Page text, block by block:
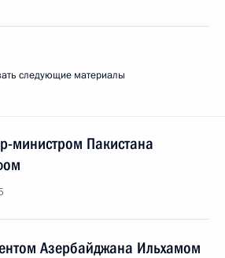
следующие материалы
министром Пакистана
Азербайджана Ильхамом